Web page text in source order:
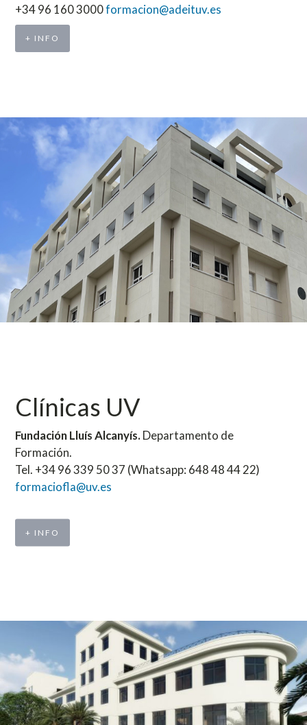
+34 96 160 3000formacion@adeituv.es
+ INFO
Clínicas UV
Fundación Lluís Alcanyís. Departamento de
Formación.
Tel. +34 96 339 50 37 (Whatsapp: 648 48 44 22)
formaciofla@uv.es
+ INFO